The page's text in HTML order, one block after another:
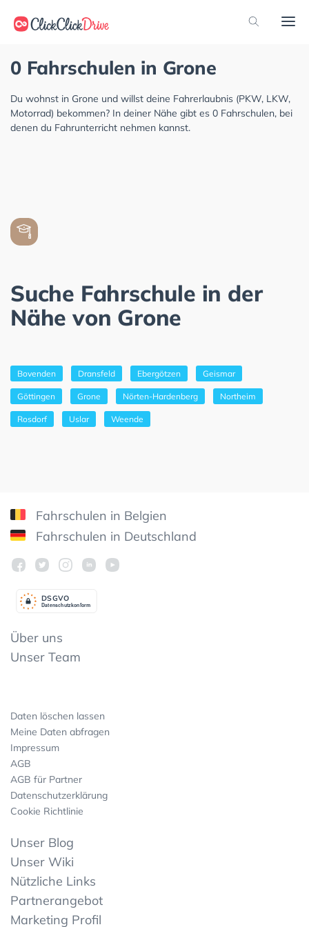
0 Fahrschulen in Grone
Du wohnst in Grone und willst deine Fahrerlaubnis (PKW, LKW,
Motorrad) bekommen? In deiner Nähe gibt es 0 Fahrschulen, bei
denen du Fahrunterricht nehmen kannst.
Suche Fahrschule in der
Nähe von Grone
Bovenden Dransfeld Ebergötzen Geismar
Göttingen Grone Nörten-Hardenberg Northeim
Rosdorf Uslar Weende
Fahrschulen in Belgien
Fahrschulen in Deutschland
Datenschutzkonform
DSGVO
Über uns
Unser Team
Daten löschen lassen
Meine Daten abfragen
Impressum
AGB
AGB für Partner
Datenschutzerklärung
Cookie Richtlinie
Unser Blog
Unser Wiki
Nützliche Links
Partnerangebot
Marketing Profil